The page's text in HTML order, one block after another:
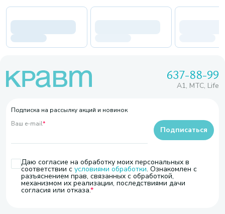
637-88-99
A1, МТС, Life
Подписка на рассылку акций и новинок
Ваш e-mail*
Даю согласие на обработку моих персональных в
соответствии с условиями обработки. Ознакомлен с
разъяснением прав, связанных с обработкой,
механизмом их реализации, последствиями дачи
согласия или отказа.
Подписаться